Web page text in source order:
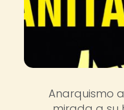
Anarquismo